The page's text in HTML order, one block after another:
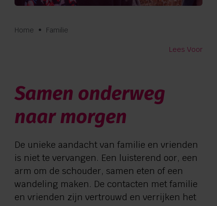
Home • Familie
Lees Voor
Samen onderweg
naar morgen
De unieke aandacht van familie en vrienden
is niet te vervangen. Een luisterend oor, een
arm om de schouder, samen eten of een
wandeling maken. De contacten met familie
en vrienden zijn vertrouwd en verrijken het
Verwijzers
Contact
Vragen en advies:
088 110 6000
Zorg aan huis:
0544 745 555